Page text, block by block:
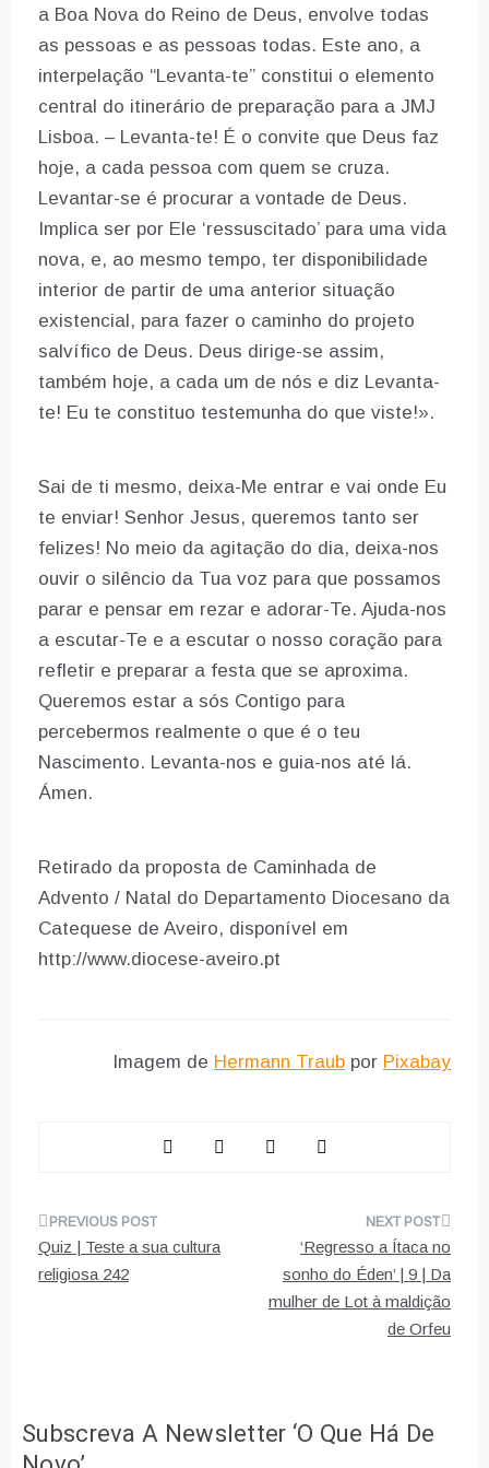
a Boa Nova do Reino de Deus, envolve todas
as pessoas e as pessoas todas. Este ano, a
interpelação “Levanta-te” constitui o elemento
central do itinerário de preparação para a JMJ
Lisboa. – Levanta-te! É o convite que Deus faz
hoje, a cada pessoa com quem se cruza.
Levantar-se é procurar a vontade de Deus.
Implica ser por Ele ‘ressuscitado’ para uma vida
nova, e, ao mesmo tempo, ter disponibilidade
interior de partir de uma anterior situação
existencial, para fazer o caminho do projeto
salvífico de Deus. Deus dirige-se assim,
também hoje, a cada um de nós e diz Levanta-
te! Eu te constituo testemunha do que viste!».
Sai de ti mesmo, deixa-Me entrar e vai onde Eu
te enviar! Senhor Jesus, queremos tanto ser
felizes! No meio da agitação do dia, deixa-nos
ouvir o silêncio da Tua voz para que possamos
parar e pensar em rezar e adorar-Te. Ajuda-nos
a escutar-Te e a escutar o nosso coração para
refletir e preparar a festa que se aproxima.
Queremos estar a sós Contigo para
percebermos realmente o que é o teu
Nascimento. Levanta-nos e guia-nos até lá.
Ámen.
Retirado da proposta de Caminhada de
Advento / Natal do Departamento Diocesano da
Catequese de Aveiro, disponível em
http://www.diocese-aveiro.pt
Imagem de Hermann Traub por Pixabay
Navegação
de
Quiz | Teste a sua cultura
religiosa 242
‘Regresso a Ítaca no
sonho do Éden’ | 9 | Da
mulher de Lot à maldição
de Orfeu
Subscreva A Newsletter ‘O Que Há De